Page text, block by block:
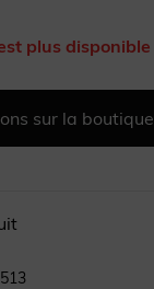
plus disponible
sur la boutique